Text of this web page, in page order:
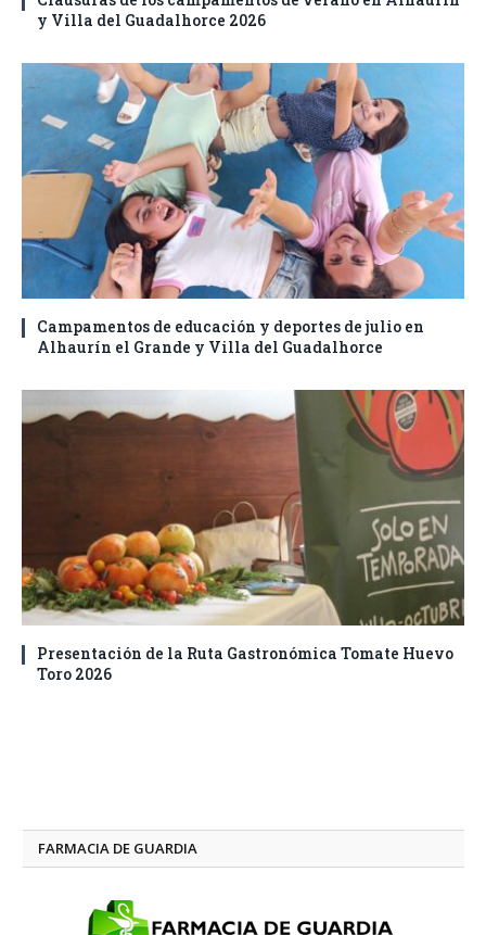
y Villa del Guadalhorce 2026
Campamentos de educación y deportes de julio en
Alhaurín el Grande y Villa del Guadalhorce
Presentación de la Ruta Gastronómica Tomate Huevo
Toro 2026
FARMACIA DE GUARDIA